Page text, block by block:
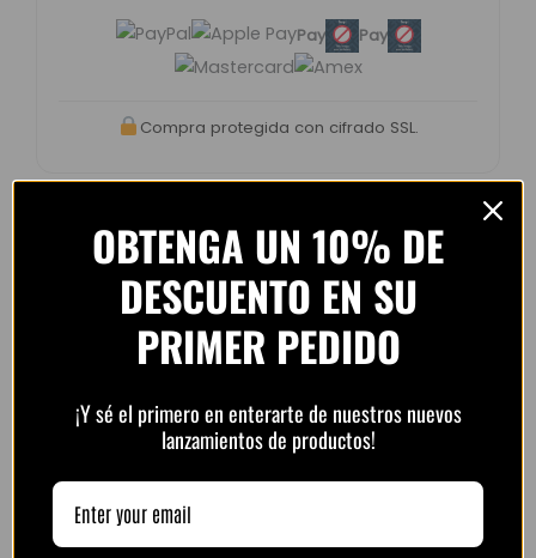
Pay Pay
Compra protegida con cifrado SSL.
Opiniones de clientes –
PlayFutbol
4.8 / 5 basado en 1.240
“Camiseta mejor de lo esperado. El envío
tardó unos días pero llegó perfecta.
Volveré a comprar seguro.”
OBTENGA UN 10% DE
DESCUENTO EN SU
PRIMER PEDIDO
¡Y sé el primero en enterarte de nuestros nuevos
lanzamientos de productos!